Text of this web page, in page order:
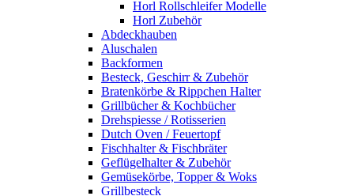
Horl Rollschleifer Modelle
Horl Zubehör
Abdeckhauben
Aluschalen
Backformen
Besteck, Geschirr & Zubehör
Bratenkörbe & Rippchen Halter
Grillbücher & Kochbücher
Drehspiesse / Rotisserien
Dutch Oven / Feuertopf
Fischhalter & Fischbräter
Geflügelhalter & Zubehör
Gemüsekörbe, Topper & Woks
Grillbesteck